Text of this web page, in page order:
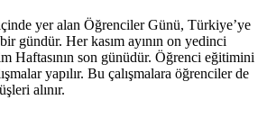
yer alan Öğrenciler Günü, Türkiye’ye
gündür. Her kasım ayının on yedinci
Haftasının son günüdür. Öğrenci eğitimini
yapılır. Bu çalışmalara öğrenciler de
alınır.